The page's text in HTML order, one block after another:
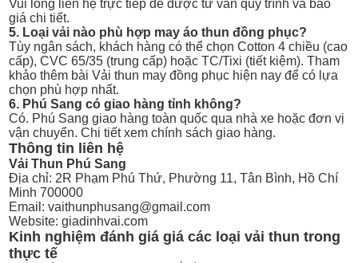
Vui lòng liên hệ trực tiếp để được tư vấn quy trình và báo
giá chi tiết.
5. Loại vải nào phù hợp may áo thun đồng phục?
Tùy ngân sách, khách hàng có thể chọn Cotton 4 chiều (cao
cấp), CVC 65/35 (trung cấp) hoặc TC/Tixi (tiết kiệm). Tham
khảo thêm bàiVải thun may đồng phục hiện nay để có lựa
chọn phù hợp nhất.
6. Phú Sang có giao hàng tỉnh không?
Có. Phú Sang giao hàng toàn quốc qua nhà xe hoặc đơn vị
vận chuyển. Chi tiết xemchính sách giao hàng.
Thông tin liên hệ
Vải Thun Phú Sang
Địa chỉ: 2R Phạm Phú Thứ, Phường 11, Tân Bình, Hồ Chí
Minh 700000
Email: vaithunphusang@gmail.com
Website:giadinhvai.com
Kinh nghiệm đánh giá giá các loại vải thun trong
thực tế